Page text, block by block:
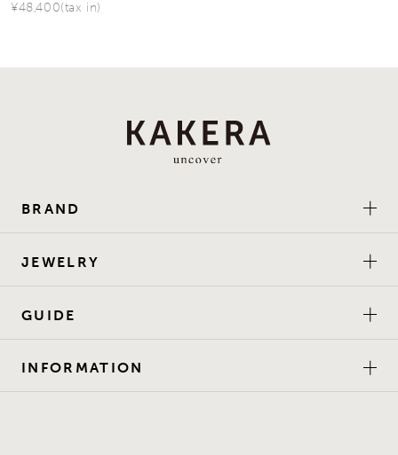
¥48,400(tax in)
BRAND
JEWELRY
GUIDE
INFORMATION